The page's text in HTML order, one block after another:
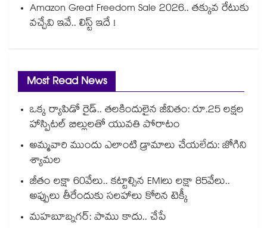
Amazon Great Freedom Sale 2026.. తక్కువ రేటుకు
వచ్చేవి ఇవే.. లిస్ట్ ఇదే !
Most Read News
ఒక్క ర్యాపిడో రైడ్.. తలకిందులైన జీవితం: రూ.25 లక్షల
హాస్పిటల్ బిల్లులతో యువతి పోరాటం
అమ్మవారి ముందు ఎలాంటి డ్రామాలు చేయలేదు: జోగిని
శ్యామల
జీతం లక్షా 60వేలు.. కట్టాల్సిన EMIలు లక్షా 85వేలు..
అప్పులు తీరేందుకు సలహాలు కోరిన టెక్కీ
మహబూబ్నగర్: పాము కాదు.. చేపే